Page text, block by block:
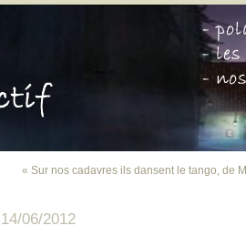
« Sur nos cadavres ils dansent le tango, de
14/06/2012